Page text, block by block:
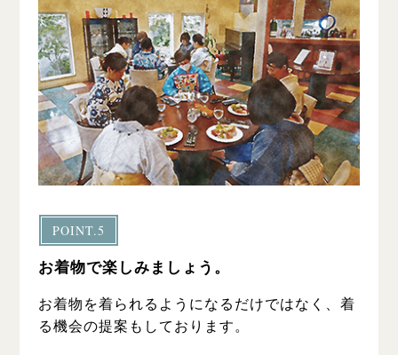
POINT.5
お着物で楽しみましょう。
お着物を着られるようになるだけではなく、着
る機会の提案もしております。